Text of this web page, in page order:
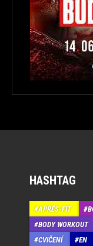
HASHTAG
APRÉS-FIT
BODY WORKOUT
CVIČENÍ
EN